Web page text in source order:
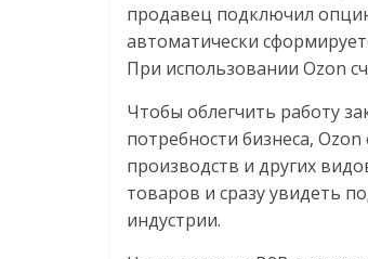
продавец подключил
автоматически
При использовании Ozon
Чтобы облегчить работу
потребности бизнеса,
производств и других
товаров и сразу увидеть
индустрии.